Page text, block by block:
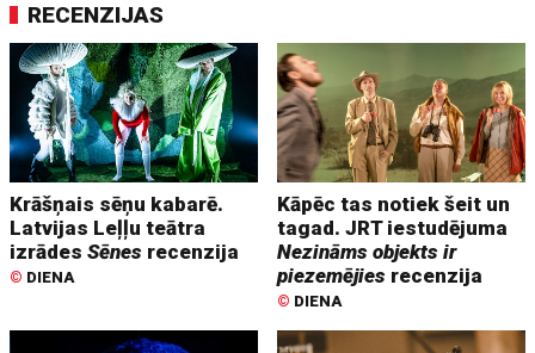
RECENZIJAS
Krāšņais sēņu kabarē.
Latvijas Leļļu teātra
izrādesSēnes recenzija
© DIENA
Kāpēc tas notiek šeit un
tagad. JRT iestudējuma
Nezināms objekts ir
piezemējies recenzija
© DIENA